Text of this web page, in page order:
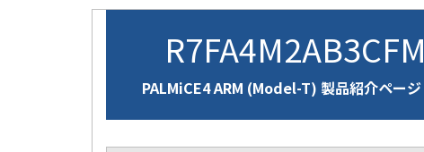
PALMiCE4 ARM (Model-T) 製品紹介ページ